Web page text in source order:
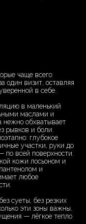
чаще всего
один визит, оставляя
в себе.
в маленький
маслами и
обхватывает
рывков и боли.
глубокое
участки, руки до
всей поверхности.
кожи лосьоном и
и
любое
суеты, без резких
эти зоны важны.
— лёгкое тепло